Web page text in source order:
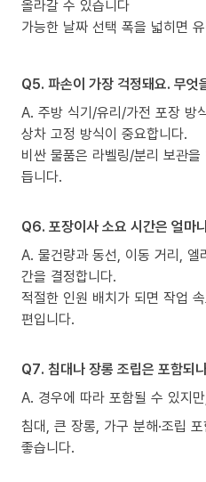
올라갈 수 있습니다
가능한 날짜 선택 폭을 넓히면
Q5. 파손이 가장 걱정돼요. 무엇
A. 주방 식기/유리/가전 포장 방
상차 고정 방식이 중요합니다.
비싼 물품은 라벨링/분리 보관을
듭니다.
Q6. 포장이사 소요 시간은 얼마
A. 물건량과 동선, 이동 거리, 엘
간을 결정합니다.
적절한 인원 배치가 되면 작업
편입니다.
Q7. 침대나 장롱 조립은 포함되
A. 경우에 따라 포함될 수 있지
침대, 큰 장롱, 가구 분해·조립
좋습니다.